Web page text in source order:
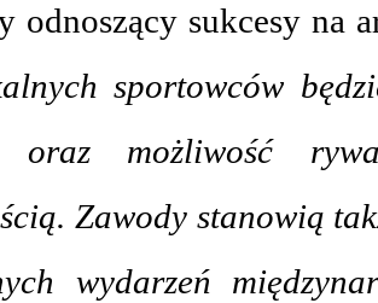
odnoszący sukcesy na
sportowców
oraz możliwość
Zawody stanowią
wydarzeń